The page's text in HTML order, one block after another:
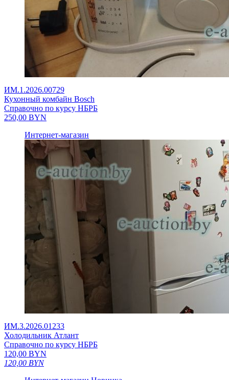
ИМ.1.2026.00729
Кухонный комбайн Bosch
Справочно по курсу НБРБ
250,00 BYN
Интернет-магазин
ИМ.3.2026.01233
Холодильник Атлант
Справочно по курсу НБРБ
120,00 BYN
120,00 BYN